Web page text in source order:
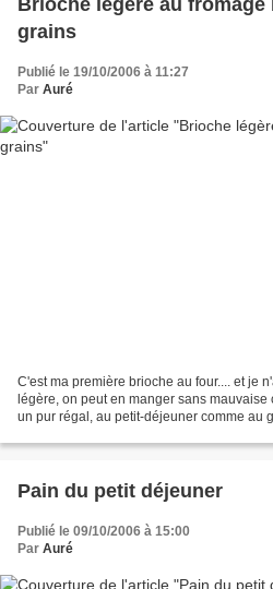
Brioche légère au fromage
grains
Publié le 19/10/2006 à 11:27
Par Auré
C'est ma première brioche au four.... et je
légère, on peut en manger sans mauvaise
un pur régal, au petit-déjeuner comme au
Pain du petit déjeuner
Publié le 09/10/2006 à 15:00
Par Auré